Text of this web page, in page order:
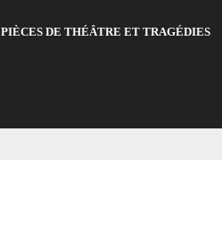
PIÈCES DE THÉÂTRE ET TRAGÉDIES